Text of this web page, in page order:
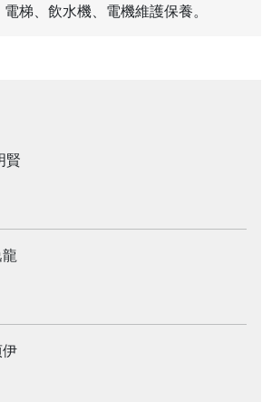
梯、飲水機、電機維護保養。
賢